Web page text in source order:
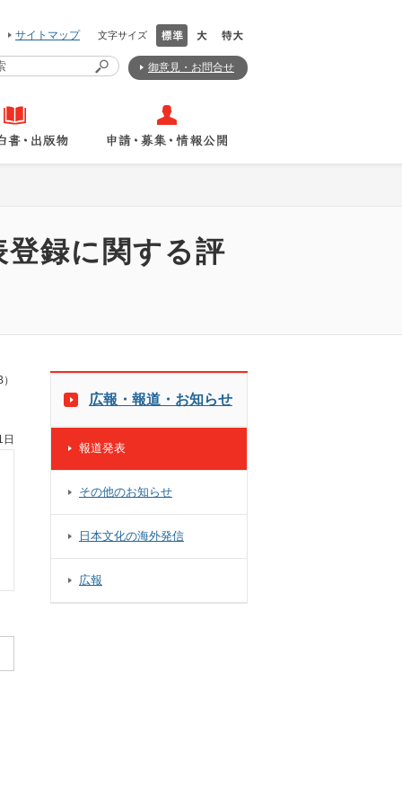
サイトマップ 文字サイズ
御意見・お問合せ
録に関する評
広報・報道・お知らせ
報道発表
その他のお知らせ
日本文化の海外発信
広報